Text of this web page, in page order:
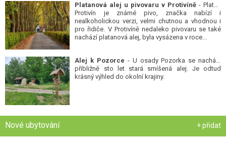
Platanová alej u pivovaru v Protivíně - Platan
Protivín je známé pivo, značka nabízí i
nealkoholickou verzi, velmi chutnou a vhodnou i
pro řidiče. V Protivíně nedaleko pivovaru se také
nachází platanová alej, byla vysázena v roce...
Alej k Pozorce - U osady Pozorka se nachází
přibližně sto let stará smíšená alej. Je odtud
krásný výhled do okolní krajiny.
Nové ubytování + přidat